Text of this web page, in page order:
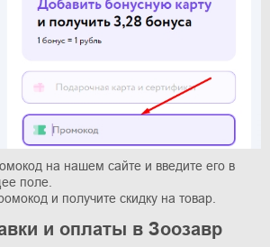
на нашем сайте и введите его в
поле.
и получите скидку на товар.
и оплаты в Зоозавр